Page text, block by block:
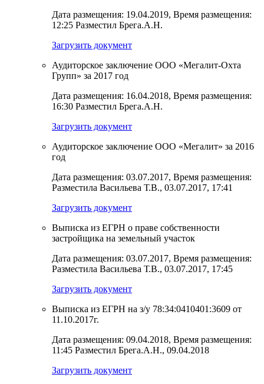
Дата размещения: 19.04.2019, Время размещения:
12:25 Разместил Брега.А.Н.
Загрузить документ
Аудиторское заключение ООО «Мегалит-Охта
Групп» за 2017 год
Дата размещения: 16.04.2018, Время размещения:
16:30 Разместил Брега.А.Н.
Загрузить документ
Аудиторское заключение ООО «Мегалит» за 2016
год
Дата размещения: 03.07.2017, Время размещения:
Разместила Васильева Т.В., 03.07.2017, 17:41
Загрузить документ
Выписка из ЕГРН о праве собственности
застройщика на земельный участок
Дата размещения: 03.07.2017, Время размещения:
Разместила Васильева Т.В., 03.07.2017, 17:45
Загрузить документ
Выписка из ЕГРН на з/у 78:34:0410401:3609 от
11.10.2017г.
Дата размещения: 09.04.2018, Время размещения:
11:45 Разместил Брега.А.Н., 09.04.2018
Загрузить документ